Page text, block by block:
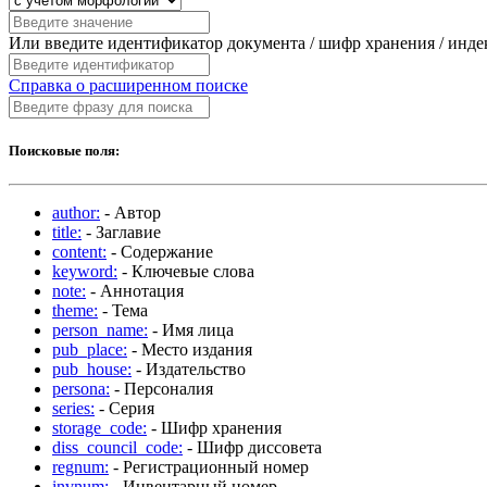
Или введите идентификатор документа / шифр хранения /
Справка о расширенном поиске
Поисковые поля:
author: - Автор
title: - Заглавие
content: - Содержание
keyword: - Ключевые слова
note: - Аннотация
theme: - Тема
person_name: - Имя лица
pub_place: - Место издания
pub_house: - Издательство
persona: - Персоналия
series: - Серия
storage_code: - Шифр хранения
diss_council_code: - Шифр диссовета
regnum: - Регистрационный номер